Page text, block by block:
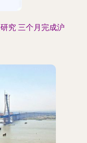
究 三个月完成沪